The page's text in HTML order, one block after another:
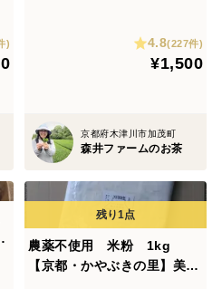
)
段使いの量でたっぷりと♡大
容量で感謝のご奉仕価格！
4.8(227件)
¥1,500
京都府木津川市加茂町
森井ファームのお茶
農薬不使用 米粉 1kg
【京都・かやぶきの里】美山